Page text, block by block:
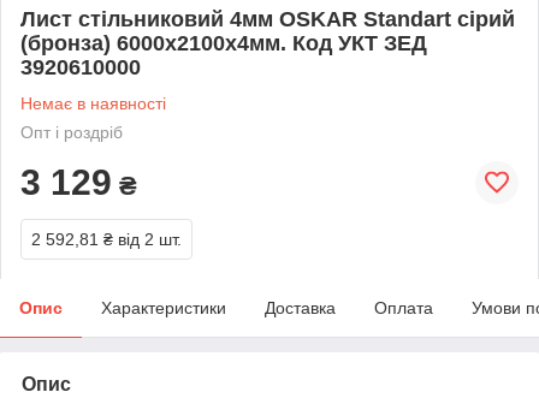
Лист стільниковий 4мм OSKAR Standart сірий
(бронза) 6000х2100х4мм. Код УКТ ЗЕД
3920610000
Немає в наявності
Опт і роздріб
3 129 ₴
2 592,81 ₴ від 2 шт.
Опис Характеристики Доставка Оплата Умови
Опис